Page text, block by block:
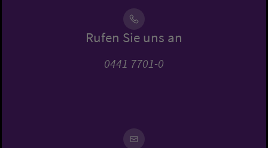
Rufen Sie uns an
0441 7701-0